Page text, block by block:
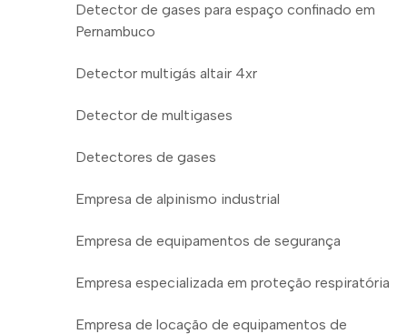
Detector de gases para espaço confinado em
Pernambuco
Detector multigás altair 4xr
Detector de multigases
Detectores de gases
Empresa de alpinismo industrial
Empresa de equipamentos de segurança
Empresa especializada em proteção respiratória
Empresa de locação de equipamentos de